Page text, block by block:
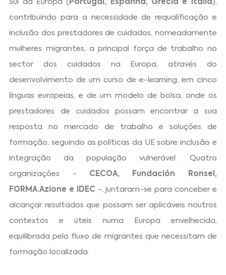
Sul da Europa ( Portugal, Espanha, Grécia e Itália),
contribuindo para a necessidade de requalificação e
inclusão dos prestadores de cuidados, nomeadamente
mulheres migrantes, a principal força de trabalho no
sector dos cuidados na Europa, através do
desenvolvimento de um curso de e-learning, em cinco
línguas europeias, e de um modelo de bolsa, onde os
prestadores de cuidados possam encontrar a sua
resposta no mercado de trabalho e soluções de
formação, seguindo as políticas da UE sobre inclusão e
integração da população vulnerável. Quatro
organizações - CECOA, Fundación Ronsel,
FORMA.Azione e IDEC -, juntaram-se para conceber e
alcançar resultados que possam ser aplicáveis noutros
contextos e úteis numa Europa envelhecida,
equilibrada pelo fluxo de migrantes que necessitam de
formação localizada.